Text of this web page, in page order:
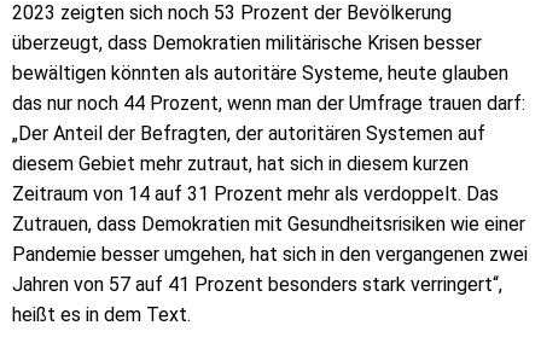
2023 zeigten sich noch 53 Prozent der Bevölkerung
überzeugt, dass Demokratien militärische Krisen besser
bewältigen könnten als autoritäre Systeme, heute glauben
das nur noch 44 Prozent, wenn man der Umfrage trauen darf:
„Der Anteil der Befragten, der autoritären Systemen auf
diesem Gebiet mehr zutraut, hat sich in diesem kurzen
Zeitraum von 14 auf 31 Prozent mehr als verdoppelt. Das
Zutrauen, dass Demokratien mit Gesundheitsrisiken wie einer
Pandemie besser umgehen, hat sich in den vergangenen zwei
Jahren von 57 auf 41 Prozent besonders stark verringert“,
heißt es in dem Text.